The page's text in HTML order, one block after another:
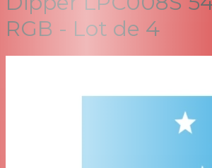
RGB - Lot de 4